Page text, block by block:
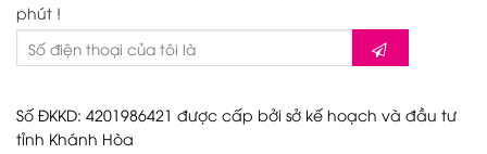
phút !
Số ĐKKD: 4201986421 được cấp bởi sở kế hoạch và đầu tư
tỉnh Khánh Hòa